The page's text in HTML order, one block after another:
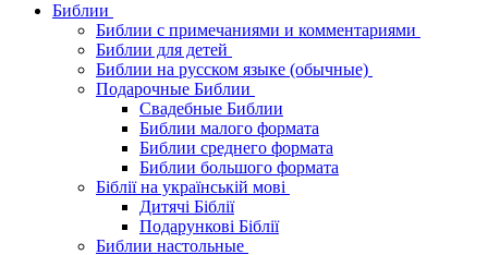
Библии
Библии с примечаниями и комментариями
Библии для детей
Библии на русском языке (обычные)
Подарочные Библии
Свадебные Библии
Библии малого формата
Библии среднего формата
Библии большого формата
Біблії на українській мові
Дитячі Біблії
Подарункові Біблії
Библии настольные